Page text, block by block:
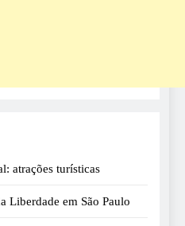
atrações turísticas
Liberdade em São Paulo